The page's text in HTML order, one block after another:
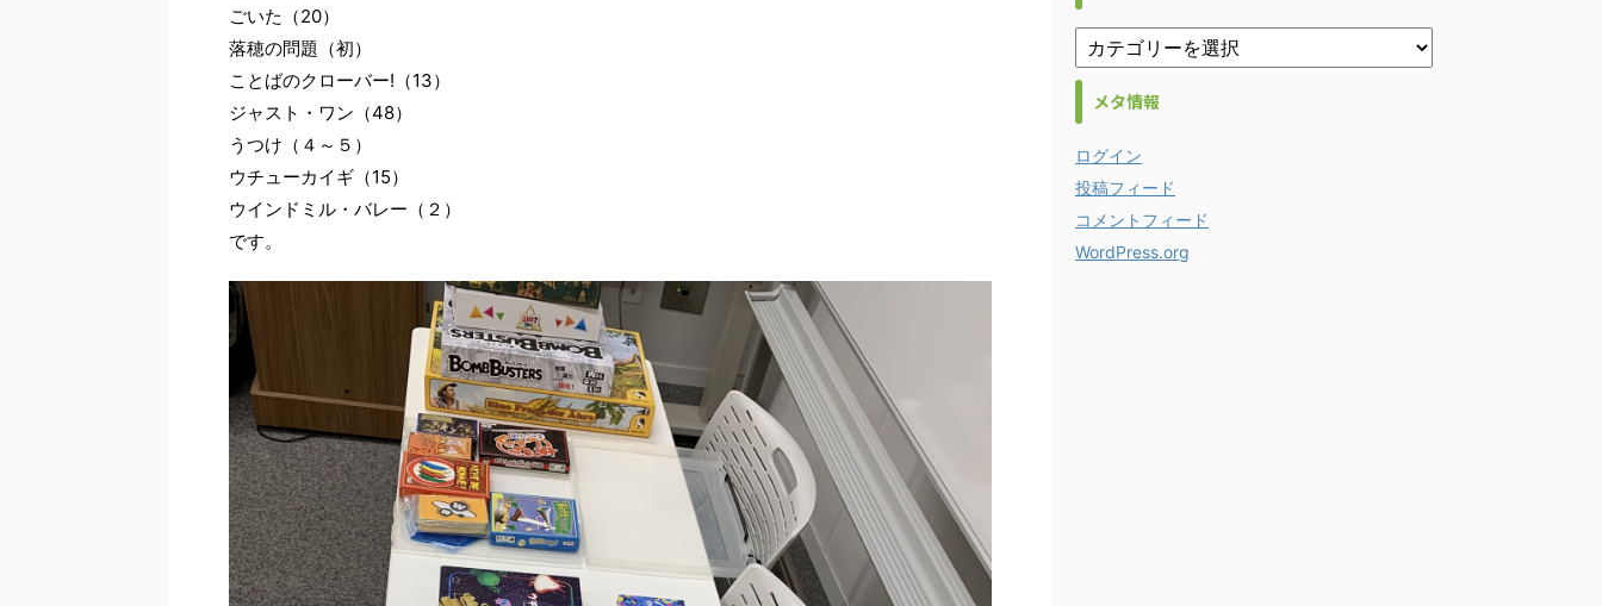
ごいた（20）
落穂の問題（初）
ことばのクローバー!（13）
ジャスト・ワン（48）
うつけ（４～５）
ウチューカイギ（15）
ウインドミル・バレー（２）
です。
メタ情報
ログイン
投稿フィード
コメントフィード
WordPress.org